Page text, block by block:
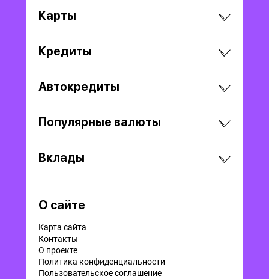
Карты
Кредиты
Автокредиты
Популярные валюты
Вклады
О сайте
Карта сайта
Контакты
О проекте
Политика конфиденциальности
Пользовательское соглашение